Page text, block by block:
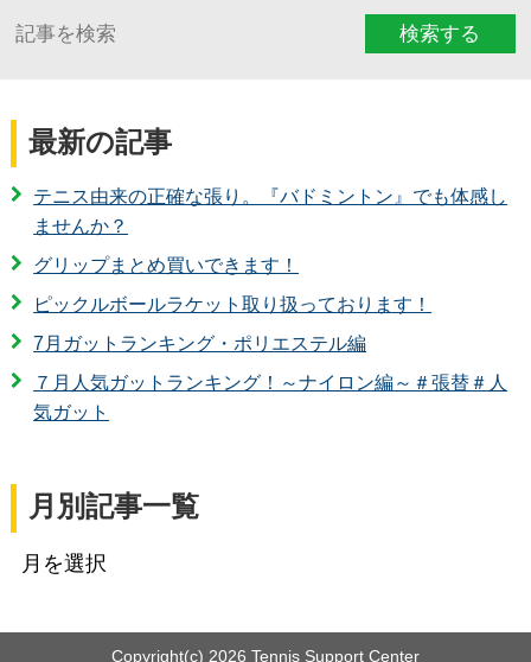
検索する
最新の記事
テニス由来の正確な張り。『バドミントン』でも体感し
ませんか？
グリップまとめ買いできます！
ピックルボールラケット取り扱っております！
7月ガットランキング・ポリエステル編
７月人気ガットランキング！～ナイロン編～＃張替＃人
気ガット
月別記事一覧
Copyright(c) 2026 Tennis Support Center